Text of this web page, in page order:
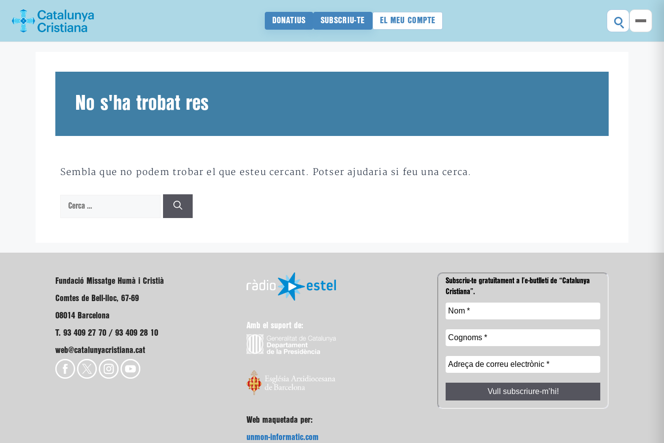
DONATIUS SUBSCRIU-TE EL MEU COMPTE
No s'ha trobat res
Sembla que no podem trobar el que esteu cercant. Potser ajudaria si feu una cerca.
Cerca:
Fundació Missatge Humà i Cristià
Comtes de Bell-lloc, 67-69
08014 Barcelona
T. 93 409 27 70 / 93 409 28 10
web@catalunyacristiana.cat
Amb el suport de:
Web maquetada per:
unmon-informatic.com
Subscriu-te gratuïtament a l’e-butlletí de “Catalunya
Cristiana”.